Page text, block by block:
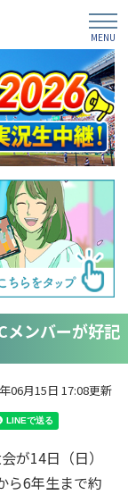
メンバーが好記
06月15日 17:08更新
が14日（日）
ら6年生まで約